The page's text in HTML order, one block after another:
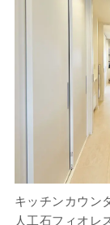
キッチンカウン
人工石フィオレ